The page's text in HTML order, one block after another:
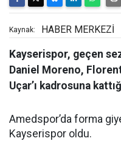
Kaynak: HABER MERKEZİ
Kayserispor, geçen
Daniel Moreno,
Uçar’ı kadrosuna
Amedspor’da forma
Kayserispor oldu.